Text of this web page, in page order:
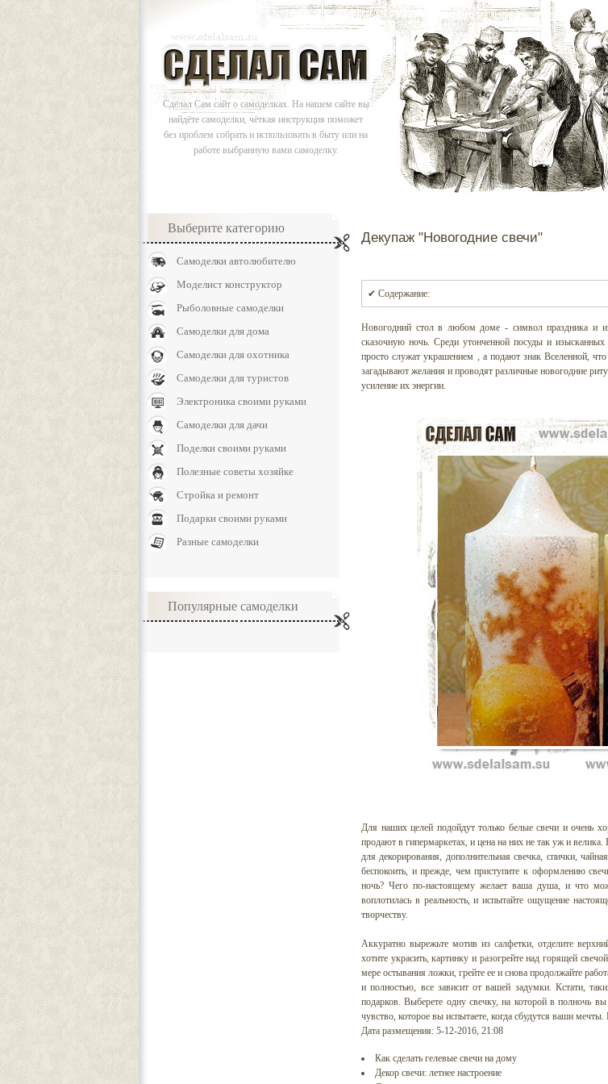
Сделал Сам сайт о самоделках. На нашем сайте вы
найдёте самоделки, чёткая инструкция поможет
без проблем собрать и использовать в быту или на
работе выбранную вами самоделку.
Выберите категорию
Самоделки автолюбителю
Моделист конструктор
Рыболовные самоделки
Самоделки для дома
Самоделки для охотника
Самоделки для туристов
Электроника своими руками
Самоделки для дачи
Поделки своими руками
Полезные советы хозяйке
Стройка и ремонт
Подарки своими руками
Разные самоделки
Популярные самоделки
Декупаж "Новогодние свечи"
✔ Содержание:
Новогодний стол в любом доме - символ праздника и
сказочную ночь. Среди утонченной посуды и
просто служат украшением , а подают знак Вселенной,
загадывают желания и проводят различные новогодние
усиление их энергии.
Для наших целей подойдут только белые свечи и очень
продают в гипермаркетах, и цена на них не так уж и
для декорирования, дополнительная свечка, спички,
беспокоить, и прежде, чем приступите к оформлению
ночь? Чего по-настоящему желает ваша душа, и что
воплотилась в реальность, и испытайте ощущение
творчеству.
Аккуратно вырежьте мотив из салфетки, отделите
хотите украсить, картинку и разогрейте над горящей
мере остывания ложки, грейте ее и снова продолжайте
и полностью, все зависит от вашей задумки. Кстати,
подарков. Выберете одну свечку, на которой в полночь
чувство, которое вы испытаете, когда сбудутся ваши
Дата размещения: 5-12-2016, 21:08
Как сделать гелевые свечи на дому
Декор свечи: летнее настроение